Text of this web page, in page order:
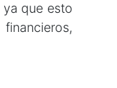
que esto